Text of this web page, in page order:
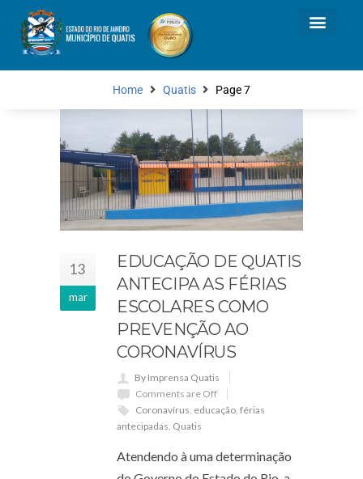
Home Quatis Page 7
13
mar
EDUCAÇÃO DE QUATIS
ANTECIPA AS FÉRIAS
ESCOLARES COMO
PREVENÇÃO AO
CORONAVÍRUS
By Imprensa Quatis
Comments are Off
Coronavírus, educação, férias
antecipadas, Quatis
Atendendo à uma determinação